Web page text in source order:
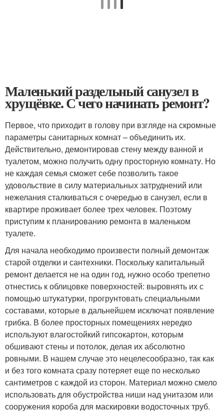
Маленький раздельный санузел в
хрущёвке. С чего начинать ремонт?
Первое, что приходит в голову при взгляде на скромные
параметры санитарных комнат – объединить их.
Действительно, демонтировав стену между ванной и
туалетом, можно получить одну просторную комнату. Но
не каждая семья сможет себе позволить такое
удовольствие в силу материальных затруднений или
нежелания сталкиваться с очередью в санузел, если в
квартире проживает более трех человек. Поэтому
приступим к планированию ремонта в маленьком
туалете.
Для начала необходимо произвести полный демонтаж
старой отделки и сантехники. Поскольку капитальный
ремонт делается не на один год, нужно особо трепетно
отнестись к облицовке поверхностей: выровнять их с
помощью штукатурки, прогрунтовать специальными
составами, которые в дальнейшем исключат появление
грибка. В более просторных помещениях нередко
используют влагостойкий гипсокартон, которым
обшивают стены и потолок, делая их абсолютно
ровными. В нашем случае это нецелесообразно, так как
и без того комната сразу потеряет еще по несколько
сантиметров с каждой из сторон. Материал можно смело
использовать для обустройства ниши над унитазом или
сооружения короба для маскировки водосточных труб.